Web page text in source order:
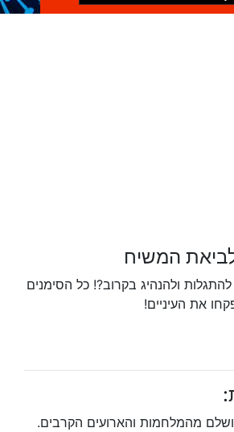
המשיח
ולהנהיג בקרוב?! כל הסימנים
את העיניים!
מהמלחמות והארועים הקרבים.